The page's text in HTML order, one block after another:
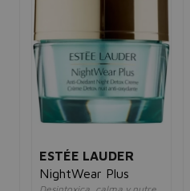
ESTÉE LAUDER
NightWear Plus